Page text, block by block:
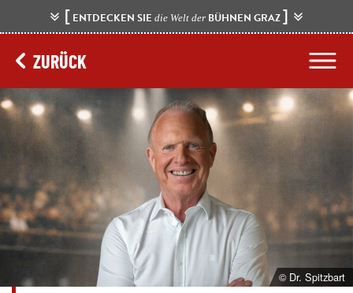
[ ENTDECKEN SIE die Welt der BÜHNEN GRAZ]
ZURÜCK
© Dr. Spitzbart